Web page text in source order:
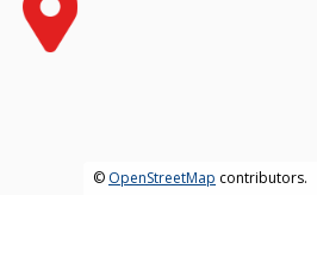
© OpenStreetMap contributors.